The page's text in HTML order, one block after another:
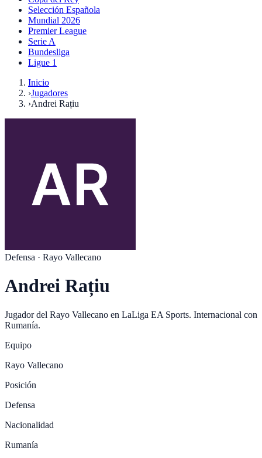
Selección Española
Mundial 2026
Premier League
Serie A
Bundesliga
Ligue 1
Inicio
›Jugadores
›Andrei Rațiu
Defensa · Rayo Vallecano
Andrei Rațiu
Jugador del Rayo Vallecano en LaLiga EA Sports. Internacional con
Rumanía.
Equipo
Rayo Vallecano
Posición
Defensa
Nacionalidad
Rumanía